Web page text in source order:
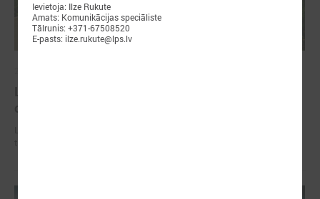
Ievietoja: Ilze Rukute
Amats: Komunikācijas speciāliste
Tālrunis: +371-67508520
E-pasts: ilze.rukute@lps.lv